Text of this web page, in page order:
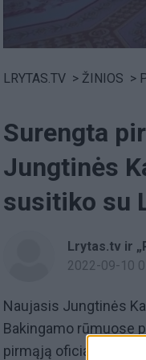
LRYTAS.TV > ŽINIOS >
Surengta
Jungtinės
susitiko su
Lrytas.tv ir
2022-09-10
Naujasis Jungtinės
Bakingamo rūmuose
pirmąją oficialią